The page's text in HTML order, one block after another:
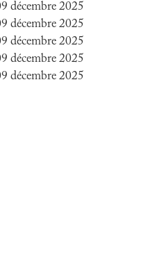
décembre 2025
décembre 2025
décembre 2025
décembre 2025
décembre 2025